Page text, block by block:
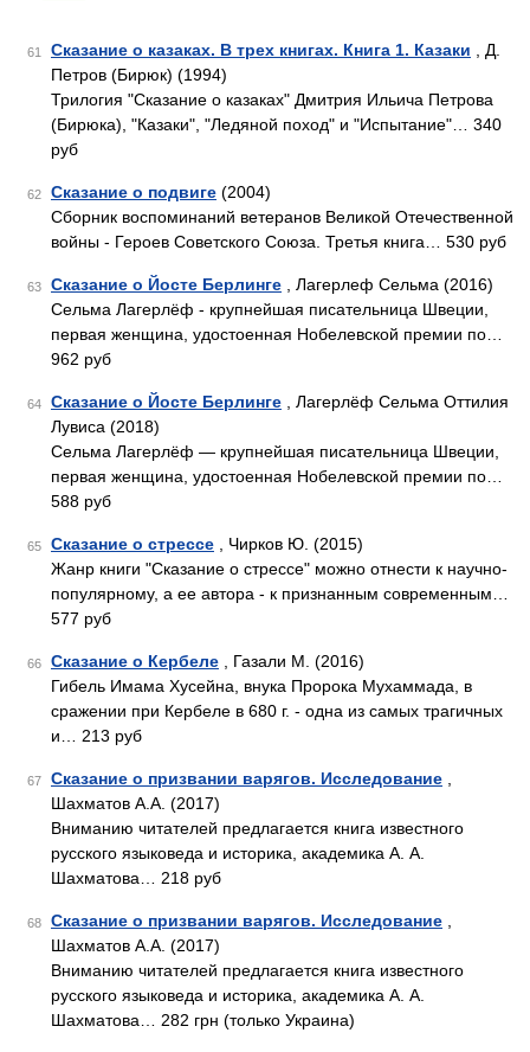
61 Сказание о казаках. В трех книгах. Книга 1. Казаки , Д.
Петров (Бирюк) (1994)
Трилогия "Сказание о казаках" Дмитрия Ильича Петрова
(Бирюка), "Казаки", "Ледяной поход" и "Испытание"… 340
руб
62 Сказание о подвиге (2004)
Сборник воспоминаний ветеранов Великой Отечественной
войны - Героев Советского Союза. Третья книга… 530 руб
63 Сказание о Йосте Берлинге , Лагерлеф Сельма (2016)
Сельма Лагерлёф - крупнейшая писательница Швеции,
первая женщина, удостоенная Нобелевской премии по…
962 руб
64 Сказание о Йосте Берлинге , Лагерлёф Сельма Оттилия
Лувиса (2018)
Сельма Лагерлёф — крупнейшая писательница Швеции,
первая женщина, удостоенная Нобелевской премии по…
588 руб
65 Сказание о стрессе , Чирков Ю. (2015)
Жанр книги "Сказание о стрессе" можно отнести к научно-
популярному, а ее автора - к признанным современным…
577 руб
66 Сказание о Кербеле , Газали М. (2016)
Гибель Имама Хусейна, внука Пророка Мухаммада, в
сражении при Кербеле в 680 г. - одна из самых трагичных
и… 213 руб
67 Сказание о призвании варягов. Исследование
Шахматов А.А. (2017)
Вниманию читателей предлагается книга известного
русского языковеда и историка, академика А. А.
Шахматова… 218 руб
68 Сказание о призвании варягов. Исследование
Шахматов А.А. (2017)
Вниманию читателей предлагается книга известного
русского языковеда и историка, академика А. А.
Шахматова… 282 грн (только Украина)